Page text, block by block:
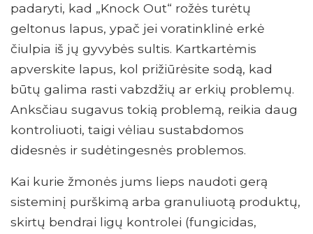
padaryti, kad „Knock Out“ rožės turėtų
geltonus lapus, ypač jei voratinklinė erkė
čiulpia iš jų gyvybės sultis. Kartkartėmis
apverskite lapus, kol prižiūrėsite sodą, kad
būtų galima rasti vabzdžių ar erkių problemų.
Anksčiau sugavus tokią problemą, reikia daug
kontroliuoti, taigi vėliau sustabdomos
didesnės ir sudėtingesnės problemos.
Kai kurie žmonės jums lieps naudoti gerą
sisteminį purškimą arba granuliuotą produktų,
skirtų bendrai ligų kontrolei (fungicidas,